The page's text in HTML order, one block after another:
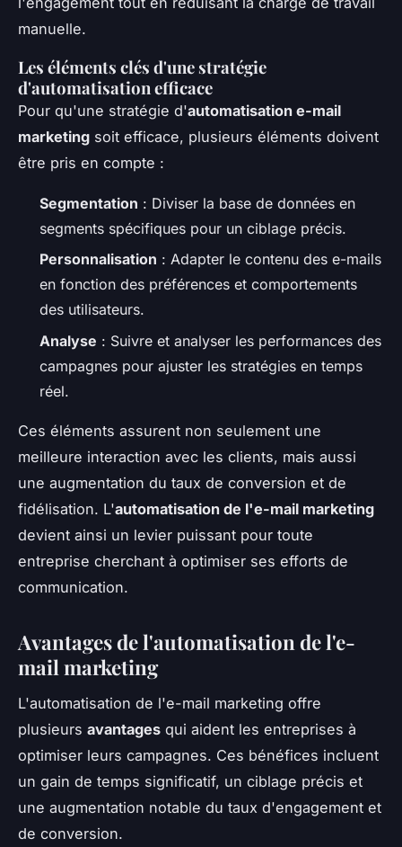
manuelle.
Les éléments clés d'une stratégie
d'automatisation efficace
Pour qu'une stratégie d'automatisation e-mail
marketing soit efficace, plusieurs éléments doivent
être pris en compte :
Segmentation : Diviser la base de données en
segments spécifiques pour un ciblage précis.
Personnalisation : Adapter le contenu des e-mails
en fonction des préférences et comportements
des utilisateurs.
Analyse : Suivre et analyser les performances des
campagnes pour ajuster les stratégies en temps
réel.
Ces éléments assurent non seulement une
meilleure interaction avec les clients, mais aussi
une augmentation du taux de conversion et de
fidélisation. L'automatisation de l'e-mail marketing
devient ainsi un levier puissant pour toute
entreprise cherchant à optimiser ses efforts de
communication.
Avantages de l'automatisation de l'e-
mail marketing
L'automatisation de l'e-mail marketing offre
plusieurs avantages qui aident les entreprises à
optimiser leurs campagnes. Ces bénéfices incluent
un gain de temps significatif, un ciblage précis et
une augmentation notable du taux d'engagement et
de conversion.